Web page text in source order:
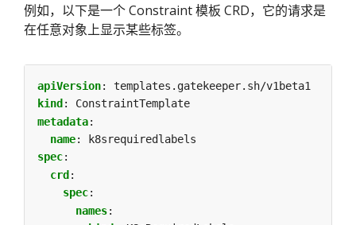
例如，以下是一个 Constraint 模板 CRD，它的请求是
在任意对象上显示某些标签。
apiVersion:
templates.gatekeeper.sh/v1beta1
kind :
ConstraintTemplate
metadata:
name:
k8srequiredlabels
spec:
crd :
spec:
names: